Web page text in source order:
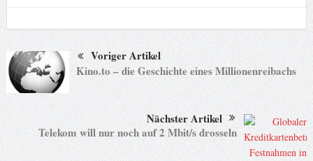
Voriger Artikel
Kino.to – die Geschichte eines Millionenreibachs
Nächster Artikel
Telekom will nur noch auf 2 Mbit/s drosseln